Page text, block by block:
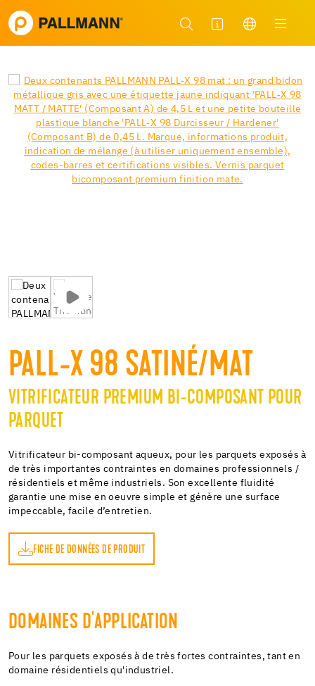
PALL-X 98 SATINÉ/MAT
VITRIFICATEUR PREMIUM BI-COMPOSANT POUR
PARQUET
Vitrificateur bi-composant aqueux, pour les parquets exposés à
de très importantes contraintes en domaines professionnels /
résidentiels et même industriels. Son excellente fluidité
garantie une mise en oeuvre simple et génère une surface
impeccable, facile d’entretien.
FICHE DE DONNÉES DE PRODUIT
DOMAINES D'APPLICATION
Pour les parquets exposés à de très fortes contraintes, tant en
domaine résidentiels qu'industriel.